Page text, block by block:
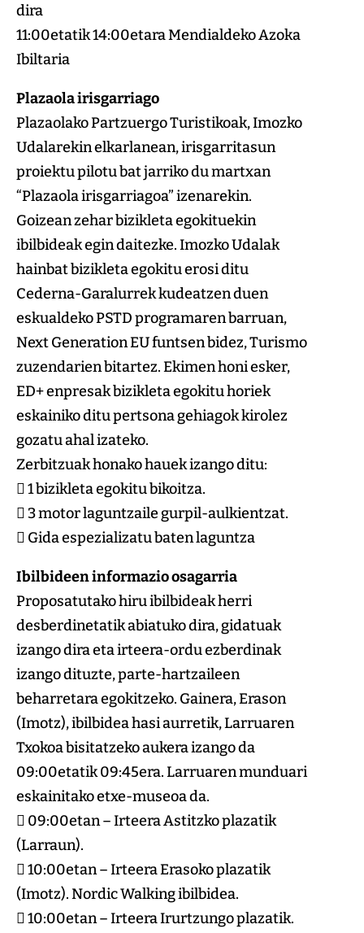
dira
11:00etatik 14:00etara Mendialdeko Azoka
Ibiltaria
Plazaola irisgarriago
Plazaolako Partzuergo Turistikoak, Imozko
Udalarekin elkarlanean, irisgarritasun
proiektu pilotu bat jarriko du martxan
“Plazaola irisgarriagoa” izenarekin.
Goizean zehar bizikleta egokituekin
ibilbideak egin daitezke. Imozko Udalak
hainbat bizikleta egokitu erosi ditu
Cederna-Garalurrek kudeatzen duen
eskualdeko PSTD programaren barruan,
Next Generation EU funtsen bidez, Turismo
zuzendarien bitartez. Ekimen honi esker,
ED+ enpresak bizikleta egokitu horiek
eskainiko ditu pertsona gehiagok kirolez
gozatu ahal izateko.
Zerbitzuak honako hauek izango ditu:
 1 bizikleta egokitu bikoitza.
 3 motor laguntzaile gurpil-aulkientzat.
 Gida espezializatu baten laguntza
Ibilbideen informazio osagarria
Proposatutako hiru ibilbideak herri
desberdinetatik abiatuko dira, gidatuak
izango dira eta irteera-ordu ezberdinak
izango dituzte, parte-hartzaileen
beharretara egokitzeko. Gainera, Erason
(Imotz), ibilbidea hasi aurretik, Larruaren
Txokoa bisitatzeko aukera izango da
09:00etatik 09:45era. Larruaren munduari
eskainitako etxe-museoa da.
 09:00etan – Irteera Astitzko plazatik
(Larraun).
 10:00etan – Irteera Erasoko plazatik
(Imotz). Nordic Walking ibilbidea.
 10:00etan – Irteera Irurtzungo plazatik.